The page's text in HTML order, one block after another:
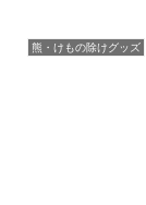
熊・けもの除けグッズ